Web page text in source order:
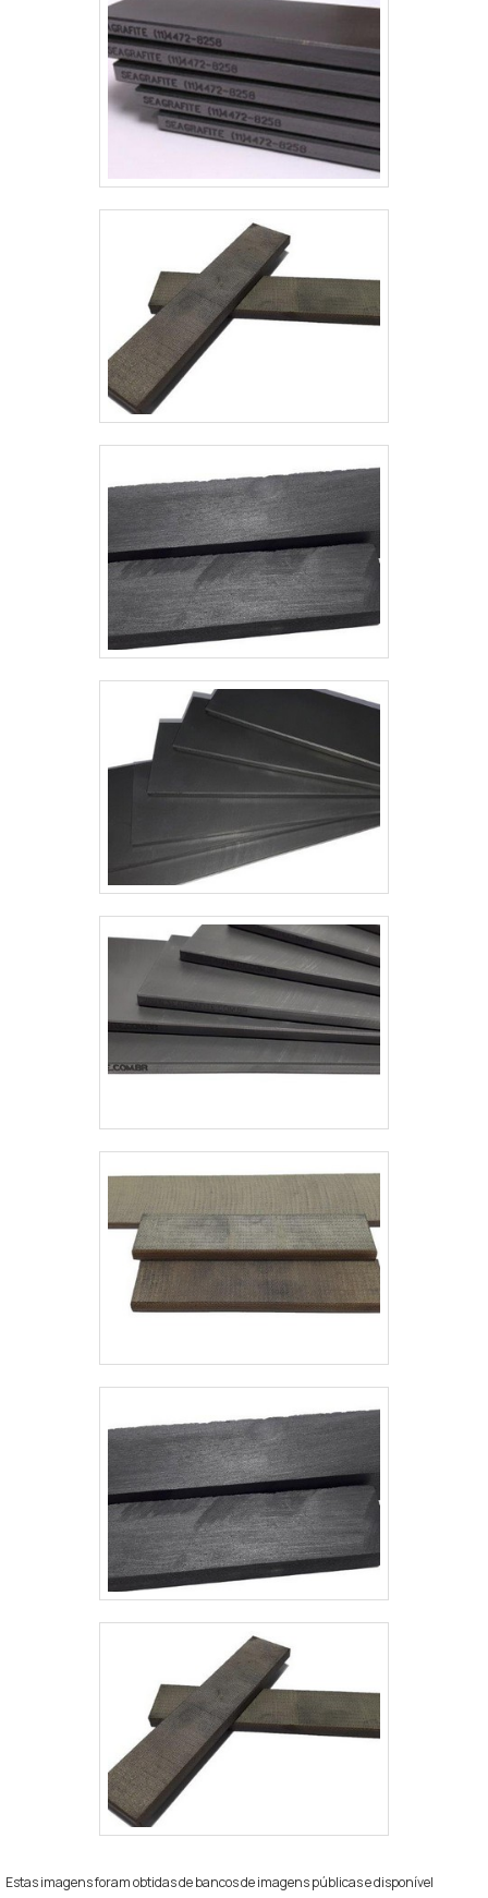
uma empresa que tem sido
preferência no segmento pela
seriedade e qualidade que garante a
melhor experiência de todos os
clientes.
Estas imagens foram obtidas de bancos de imagens públicas e disponível